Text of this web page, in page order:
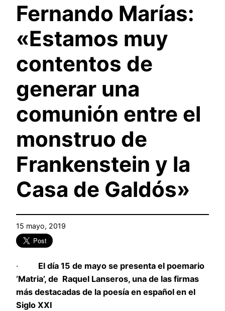
Fernando Marías:
«Estamos muy
contentos de
generar una
comunión entre el
monstruo de
Frankenstein y la
Casa de Galdós»
15 mayo, 2019
· El día 15 de mayo se presenta el poemario
‘Matria’, de Raquel Lanseros, una de las firmas
más destacadas de la poesía en español en el
Siglo XXI